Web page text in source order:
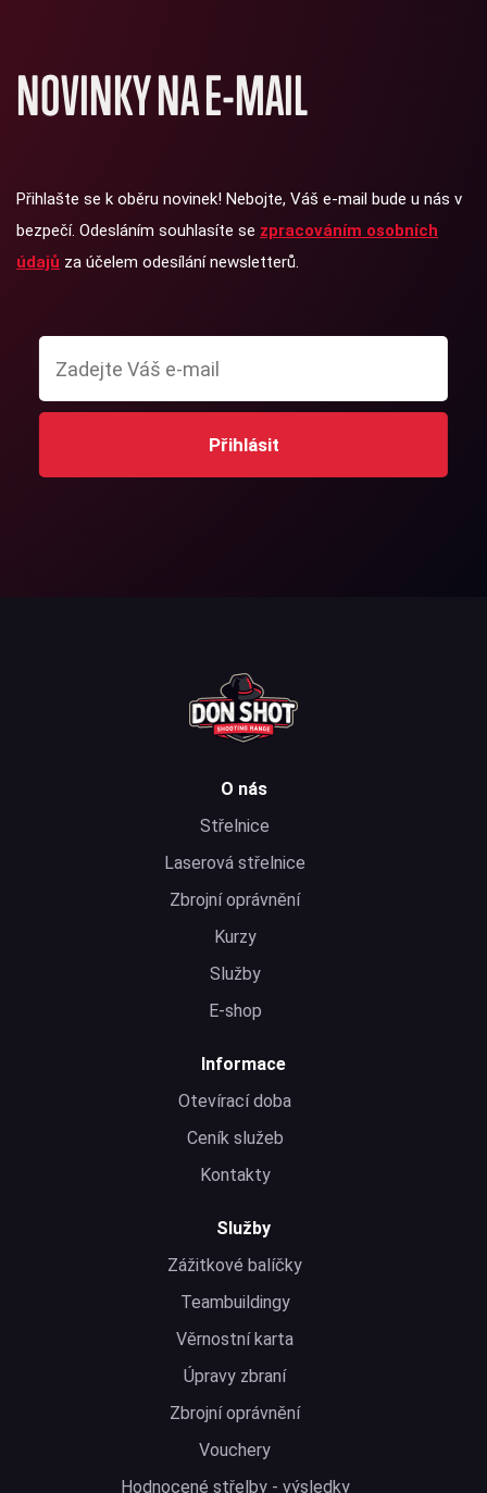
NOVINKY NA E-MAIL
Přihlašte se k oběru novinek! Nebojte, Váš e-mail bude u nás v
bezpečí. Odesláním souhlasíte se zpracováním osobních
údajů za účelem odesílání newsletterů.
Přihlásit
O nás
Střelnice
Laserová střelnice
Zbrojní oprávnění
Kurzy
Služby
E-shop
Informace
Otevírací doba
Ceník služeb
Kontakty
Služby
Zážitkové balíčky
Teambuildingy
Věrnostní karta
Úpravy zbraní
Zbrojní oprávnění
Vouchery
Hodnocené střelby - výsledky